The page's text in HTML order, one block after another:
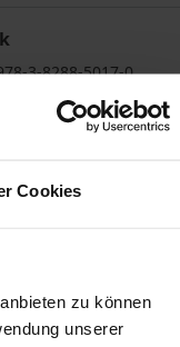
Cookies
zu können
unserer
3-8288-5017-0
an der Kasse